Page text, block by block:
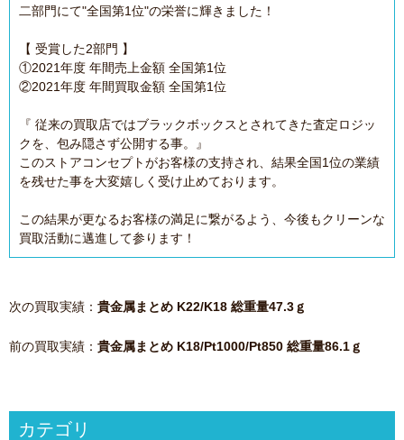
二部門にて"全国第1位"の栄誉に輝きました！
【 受賞した2部門 】
①2021年度 年間売上金額 全国第1位
②2021年度 年間買取金額 全国第1位
『 従来の買取店ではブラックボックスとされてきた査定ロジッ
クを、包み隠さず公開する事。』
このストアコンセプトがお客様の支持され、結果全国1位の業績
を残せた事を大変嬉しく受け止めております。
この結果が更なるお客様の満足に繋がるよう、今後もクリーンな
買取活動に邁進して参ります！
次の買取実績： 貴金属まとめ K22/K18 総重量47.3ｇ
前の買取実績： 貴金属まとめ K18/Pt1000/Pt850 総重量86.1ｇ
カテゴリ